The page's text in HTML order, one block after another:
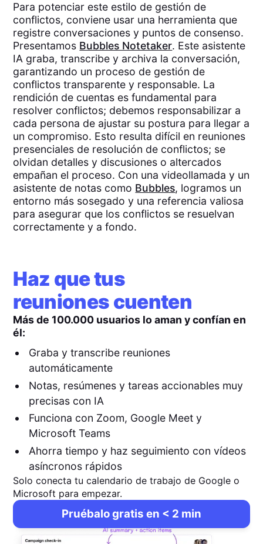
Para potenciar este estilo de gestión de
conflictos, conviene usar una herramienta que
registre conversaciones y puntos de consenso.
Presentamos Bubbles Notetaker. Este asistente
IA graba, transcribe y archiva la conversación,
garantizando un proceso de gestión de
conflictos transparente y responsable. La
rendición de cuentas es fundamental para
resolver conflictos; debemos responsabilizar a
cada persona de ajustar su postura para llegar a
un compromiso. Esto resulta difícil en reuniones
presenciales de resolución de conflictos; se
olvidan detalles y discusiones o altercados
empañan el proceso. Con una videollamada y un
asistente de notas como Bubbles, logramos un
entorno más sosegado y una referencia valiosa
para asegurar que los conflictos se resuelvan
correctamente y a fondo.
Haz que tus
reuniones cuenten
Más de 100.000 usuarios lo aman y confían en
él:
Graba y transcribe reuniones
automáticamente
Notas, resúmenes y tareas accionables muy
precisas con IA
Funciona con Zoom, Google Meet y
Microsoft Teams
Ahorra tiempo y haz seguimiento con vídeos
asíncronos rápidos
Solo conecta tu calendario de trabajo de Google o
Microsoft para empezar.
Pruébalo gratis en < 2 min